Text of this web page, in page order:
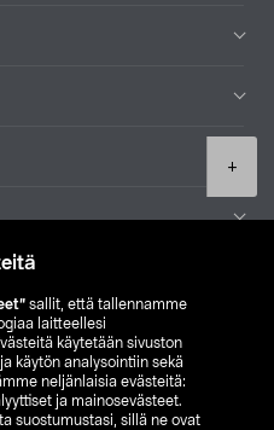
sallit, että tallennamme
laitteellesi
käytetään sivuston
käytön analysointiin sekä
neljänlaisia evästeitä:
ja mainosevästeet.
suostumustasi, sillä ne ovat
+
FI
SV